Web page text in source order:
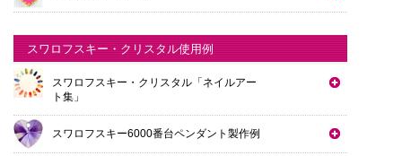
スワロフスキー・クリスタル使用例
スワロフスキー・クリスタル「ネイルアー
ト集」
スワロフスキー6000番台ペンダント製作例